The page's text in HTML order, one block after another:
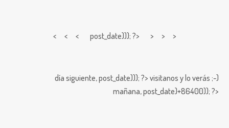
< < < post_date))); ?> > > >
día siguiente,post_date))); ?> visitanos y lo verás ;-)
mañana,post_date)+86400)); ?>